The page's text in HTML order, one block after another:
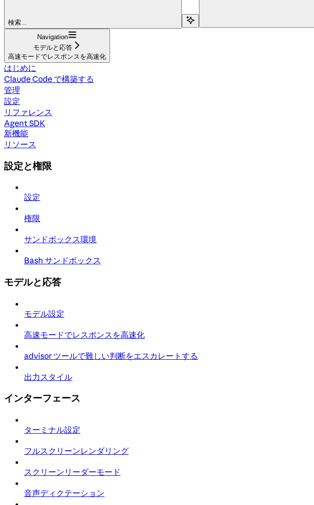
検索...
Navigation
モデルと応答
高速モードでレスポンスを高速化
はじめに
Claude Code で構築する
管理
設定
リファレンス
Agent SDK
新機能
リソース
設定と権限
設定
権限
サンドボックス環境
Bash サンドボックス
モデルと応答
モデル設定
高速モードでレスポンスを高速化
advisor ツールで難しい判断をエスカレートする
出力スタイル
インターフェース
ターミナル設定
フルスクリーンレンダリング
スクリーンリーダーモード
音声ディクテーション